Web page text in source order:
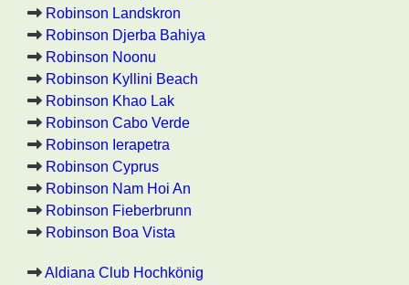
Robinson Landskron
Robinson Djerba Bahiya
Robinson Noonu
Robinson Kyllini Beach
Robinson Khao Lak
Robinson Cabo Verde
Robinson Ierapetra
Robinson Cyprus
Robinson Nam Hoi An
Robinson Fieberbrunn
Robinson Boa Vista
Aldiana Club Hochkönig